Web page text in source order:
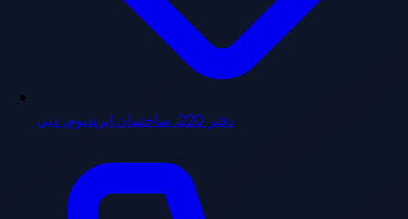
دفتر 220، ساختمان ایریدیوم، دبی